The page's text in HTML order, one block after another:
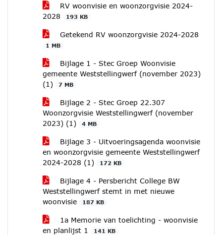
RV woonvisie en woonzorgvisie 2024-
2028
193 KB
Getekend RV woonzorgvisie 2024-2028
1 MB
Bijlage 1 - Stec Groep Woonvisie
gemeente Weststellingwerf (november 2023)
(1)
7 MB
Bijlage 2 - Stec Groep 22.307
Woonzorgvisie Weststellingwerf (november
2023) (1)
4 MB
Bijlage 3 - Uitvoeringsagenda woonvisie
en woonzorgvisie gemeente Weststellingwerf
2024-2028 (1)
172 KB
Bijlage 4 - Persbericht College BW
Weststellingwerf stemt in met nieuwe
woonvisie
187 KB
1a Memorie van toelichting - woonvisie
en planlijst 1
141 KB